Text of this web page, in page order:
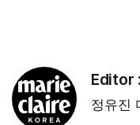
Editor
정유진